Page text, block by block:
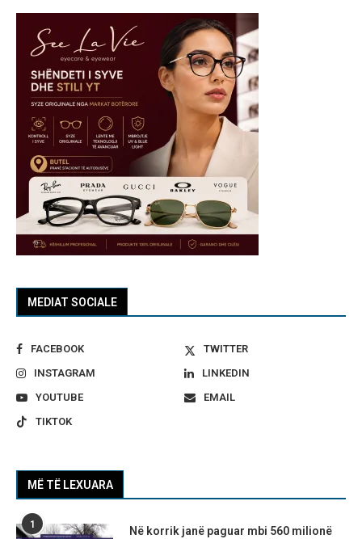
MEDIAT SOCIALE
FACEBOOK
TWITTER
INSTAGRAM
LINKEDIN
YOUTUBE
EMAIL
TIKTOK
MË TË LEXUARA
1
Në korrik janë paguar mbi 560 milionë